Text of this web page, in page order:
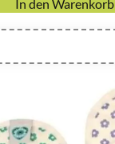
In den Warenkorb